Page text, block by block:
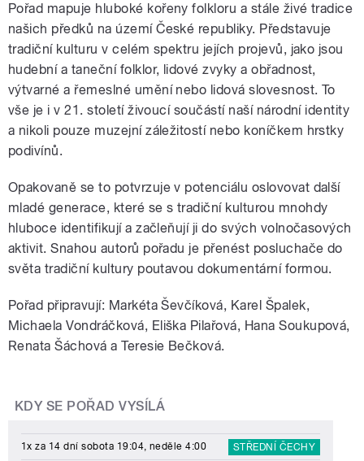
Pořad mapuje hluboké kořeny folkloru a stále živé tradice
našich předků na území České republiky. Představuje
tradiční kulturu v celém spektru jejích projevů, jako jsou
hudební a taneční folklor, lidové zvyky a obřadnost,
výtvarné a řemeslné umění nebo lidová slovesnost. To
vše je i v 21. století živoucí součástí naší národní identity
a nikoli pouze muzejní záležitostí nebo koníčkem hrstky
podivínů.
Opakovaně se to potvrzuje v potenciálu oslovovat další
mladé generace, které se s tradiční kulturou mnohdy
hluboce identifikují a začleňují ji do svých volnočasových
aktivit. Snahou autorů pořadu je přenést posluchače do
světa tradiční kultury poutavou dokumentární formou.
Pořad připravují: Markéta Ševčíková, Karel Špalek,
Michaela Vondráčková, Eliška Pilařová, Hana Soukupová,
Renata Šáchová a Teresie Bečková.
KDY SE POŘAD VYSÍLÁ
1x za 14 dní sobota 19:04, neděle 4:00 STŘEDNÍ ČECHY